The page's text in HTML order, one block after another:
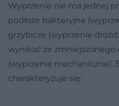
Wyprzenie nie ma jednej
podłoże bakteryjne
grzybicze (wyprzenie
wynikać ze
(wyprzenie mechaniczne).
charakteryzuje się: